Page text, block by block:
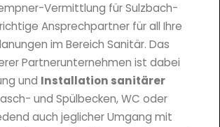
Vermittlung für Sulzbach-
Ansprechpartner für all Ihre
im Bereich Sanitär. Das
Partnerunternehmen ist dabei
und Installation sanitärer
und Spülbecken, WC oder
auch jeglicher Umgang mit